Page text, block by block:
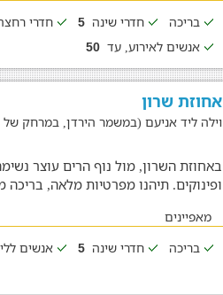
בריכה
חדרי שינה 5 חדרי
אנשים לאירוע, עד 50
אחוזת שרון
וילה ליד אניעם (במשמר הירדן, במרחק של 13.8 ק"מ)
באחוזת השרון, מול נוף הרים עוצר
ופינוקים. תיהנו מפרטיות מלאה, בריכה
מאפיינים
בריכה
חדרי שינה 5 אנשים